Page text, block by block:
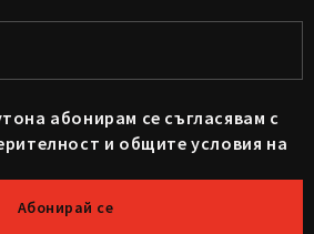
абонирам се съгласявам с
и общите условия на
Абонирай се